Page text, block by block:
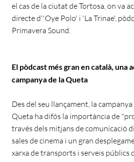
el cas de la ciutat de Tortosa, on va
directe d''Oye Polo' i 'La Trinae',
Primavera Sound.
El pòdcast més gran en català, una
campanya de la Queta
Des del seu llançament, la
Queta ha difós la importància de
través dels mitjans de comunicació
sales de cinema i un gran
xarxa de transports i serveis públics